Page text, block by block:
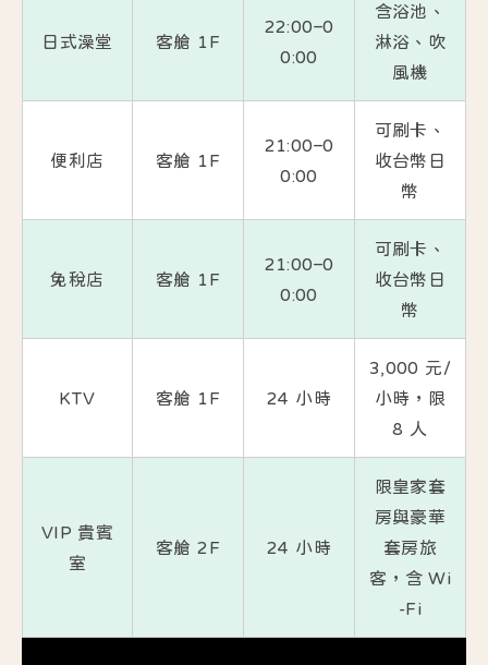
日式澡堂 客艙 1F
22:00–0
0:00
含浴池、
淋浴、吹
風機
便利店 客艙 1F
21:00–0
0:00
可刷卡、
收台幣日
幣
免稅店 客艙 1F
21:00–0
0:00
可刷卡、
收台幣日
幣
KTV 客艙 1F 24 小時
3,000 元/
小時，限
8 人
VIP 貴賓
室
客艙 2F 24 小時
限皇家套
房與豪華
套房旅
客，含 Wi
-Fi